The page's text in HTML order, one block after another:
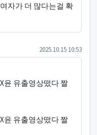
자가 더 많다는걸 확
의 댓글
작성일
2025.10.15 10:53
윤 유출영상떴다 짤
윤 유출영상떴다 짤